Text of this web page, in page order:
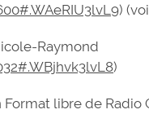
)
Raymond
)
libre de Radio